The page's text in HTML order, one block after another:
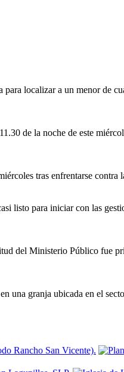
para localizar a un menor de
de la noche de este
tras enfrentarse
listo para iniciar con las
del Ministerio Público fue
una granja ubicada en el